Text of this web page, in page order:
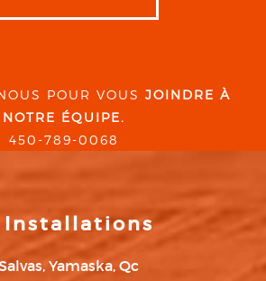
POUR VOUS JOINDRE À
NOTRE ÉQUIPE.
450-789-0068
Installations
Yamaska, Qc